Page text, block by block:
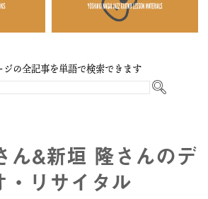
ジの全記事を単語で検索できます
ん&新垣 隆さんのデ
・リサイタル